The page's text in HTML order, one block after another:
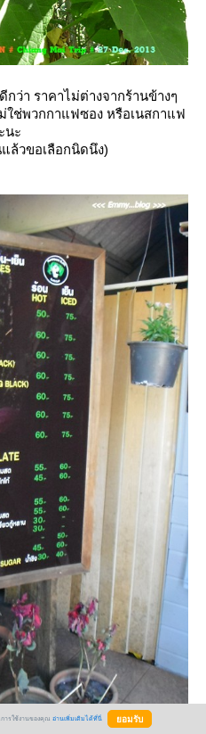
ว่า ราคาไม่ต่างจากร้านข้างๆ
ช่พวกกาแฟซอง หรือเนสกาแฟ
นะ
แล้วขอเลือกนิดนึง)
ารใช้งานของคุณ อ่านเพิ่มเติมได้ที่นี่